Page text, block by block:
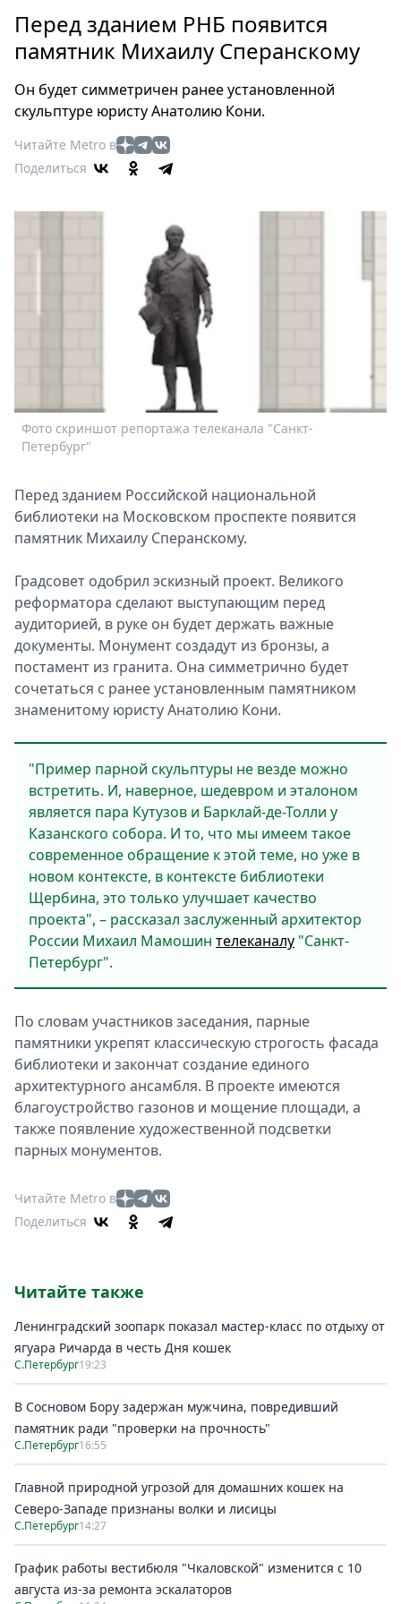
Россия
Мир
Еда
Туризм
Мода
Театр
Выставки
релизы
Звезды
Скачай
Metro
Перед зданием РНБ появится
памятник Михаилу Сперанскому
Он будет симметричен ранее установленной
скульптуре юристу Анатолию Кони.
Читайте Metro в
Поделиться
Фото скриншот репортажа телеканала "Санкт-
Петербург"
Перед зданием Российской национальной
библиотеки на Московском проспекте появится
памятник Михаилу Сперанскому.
Градсовет одобрил эскизный проект. Великого
реформатора сделают выступающим перед
аудиторией, в руке он будет держать важные
документы. Монумент создадут из бронзы, а
постамент из гранита. Она симметрично будет
сочетаться с ранее установленным памятником
знаменитому юристу Анатолию Кони.
"Пример парной скульптуры не везде можно
встретить. И, наверное, шедевром и эталоном
является пара Кутузов и Барклай-де-Толли у
Казанского собора. И то, что мы имеем такое
современное обращение к этой теме, но уже в
новом контексте, в контексте библиотеки
Щербина, это только улучшает качество
проекта", – рассказал заслуженный архитектор
России Михаил Мамошин телеканалу "Санкт-
Петербург".
По словам участников заседания, парные
памятники укрепят классическую строгость фасада
библиотеки и закончат создание единого
архитектурного ансамбля. В проекте имеются
благоустройство газонов и мощение площади, а
также появление художественной подсветки
парных монументов.
Читайте Metro в
Поделиться
Читайте также
Ленинградский зоопарк показал мастер-класс по отдыху от
ягуара Ричарда в честь Дня кошек
С.Петербург19:23
В Сосновом Бору задержан мужчина, повредивший
памятник ради "проверки на прочность"
С.Петербург16:55
Главной природной угрозой для домашних кошек на
Северо-Западе признаны волки и лисицы
С.Петербург14:27
График работы вестибюля "Чкаловской" изменится с 10
августа из-за ремонта эскалаторов